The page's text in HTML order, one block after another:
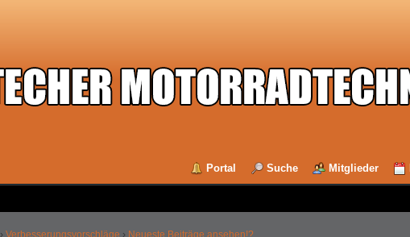
Portal Suche Mitglieder
›Verbesserungsvorschläge › Neueste Beiträge ansehen!?